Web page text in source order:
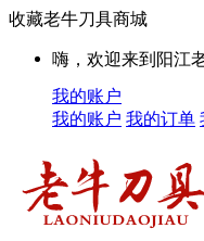
收藏老牛刀具商城
嗨，欢迎来到阳江
我的账户
我的账户 我的订单